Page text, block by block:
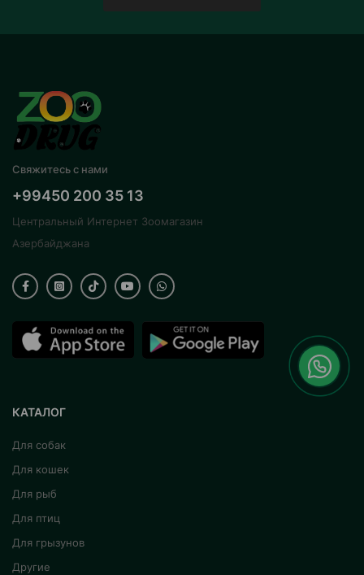
Свяжитесь с нами
+99450 200 35 13
Центральный Интернет Зоомагазин
Азербайджана
КАТАЛОГ
Для собак
Для кошек
Для рыб
Для птиц
Для грызунов
Другие